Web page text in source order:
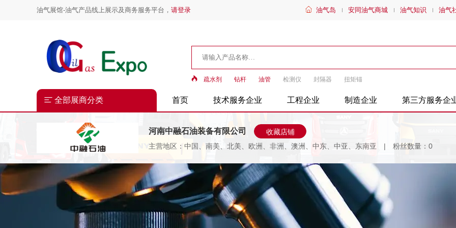
油气展馆-油气产品线上展示及商务服务平台， 请登录 油气岛 安同油气商城 油气知识 油气
疏水剂 钻杆 油管 检测仪 封隔器 扭矩锚
全部展商分类 首页 技术服务企业 工程企业 制造企业 第三方服务企
河南中融石油装备有限公司
收藏店铺
主营地区：中国、南美、北美、欧洲、非洲、澳洲、中东、中亚、东南亚
粉丝数量：0